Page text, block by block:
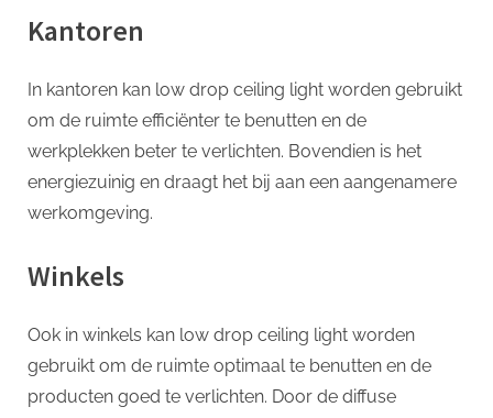
Kantoren
In kantoren kan low drop ceiling light worden gebruikt
om de ruimte efficiënter te benutten en de
werkplekken beter te verlichten. Bovendien is het
energiezuinig en draagt het bij aan een aangenamere
werkomgeving.
Winkels
Ook in winkels kan low drop ceiling light worden
gebruikt om de ruimte optimaal te benutten en de
producten goed te verlichten. Door de diffuse